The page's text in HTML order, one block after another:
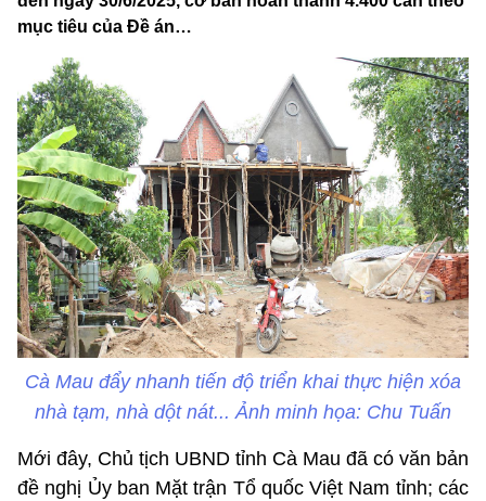
mục tiêu của Đề án…
Cà Mau đẩy nhanh tiến độ triển khai thực hiện xóa
nhà tạm, nhà dột nát... Ảnh minh họa: Chu Tuấn
Mới đây, Chủ tịch UBND tỉnh Cà Mau đã có văn bản
đề nghị Ủy ban Mặt trận Tổ quốc Việt Nam tỉnh; các